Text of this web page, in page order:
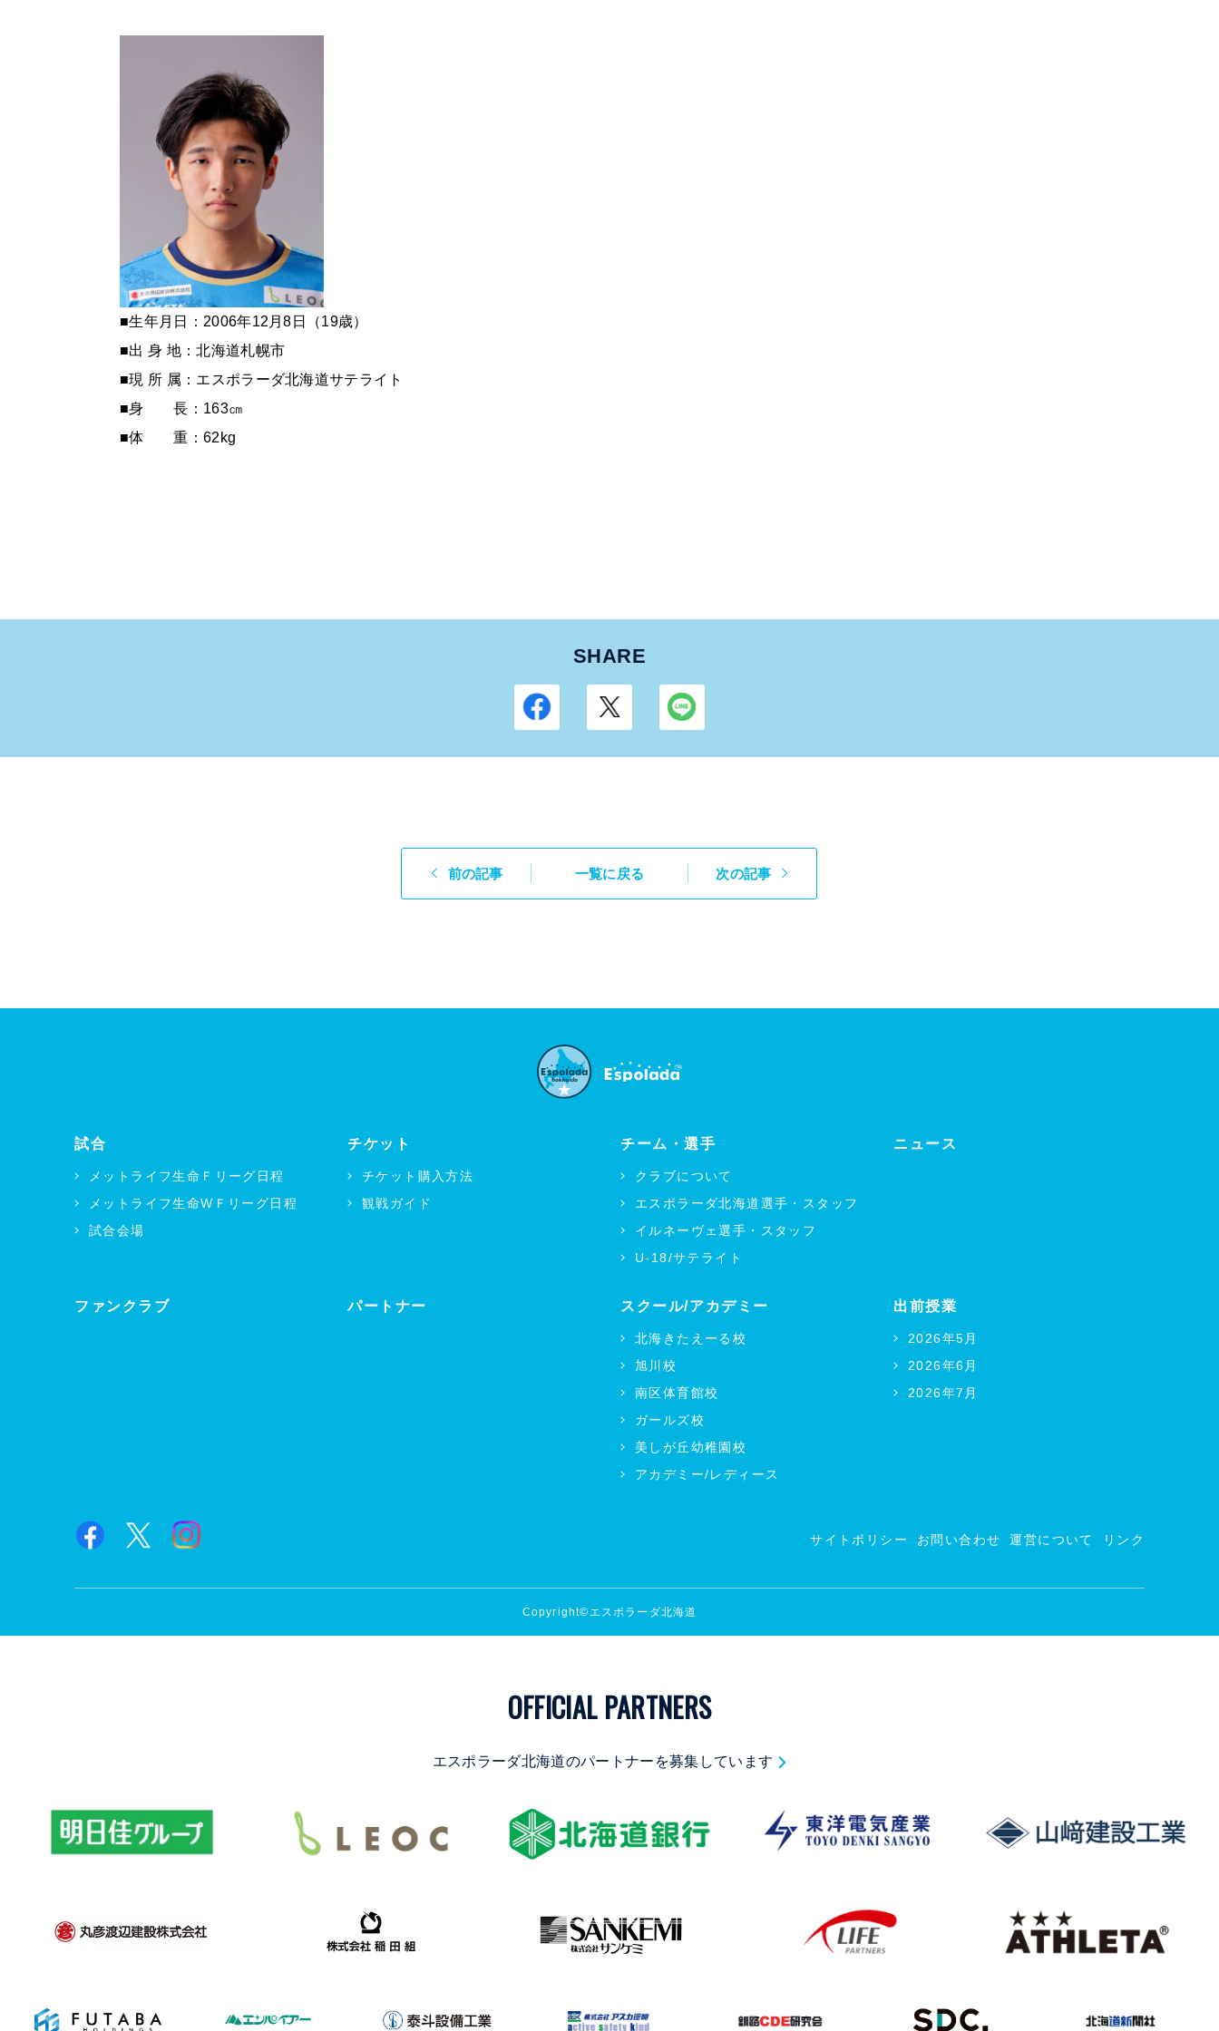
■生年月日：2006年12月8日（19歳）
■出 身 地：北海道札幌市
■現 所 属：エスポラーダ北海道サテライト
■身 長：163㎝
■体 重：62kg
SHARE
前の記事 一覧に戻る 次の記事
試合
メットライフ生命Ｆリーグ日程
メットライフ生命WＦリーグ日程
試合会場
チケット
チケット購入方法
観戦ガイド
チーム・選手
クラブについて
エスポラーダ北海道選手・スタッフ
イルネーヴェ選手・スタッフ
U-18/サテライト
ニュース
ファンクラブ パートナー スクール/アカデミー
北海きたえーる校
旭川校
南区体育館校
ガールズ校
美しが丘幼稚園校
アカデミー/レディース
出前授業
2026年5月
2026年6月
2026年7月
サイトポリシー お問い合わせ 運営について リンク
Copyright©エスポラーダ北海道
OFFICIAL PARTNERS
エスポラーダ北海道のパートナーを募集しています